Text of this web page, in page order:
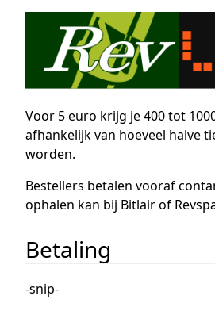
Voor 5 euro krijg je 400 tot
afhankelijk van hoeveel halve
worden.
Bestellers betalen vooraf
ophalen kan bij Bitlair of
Betaling
-snip-